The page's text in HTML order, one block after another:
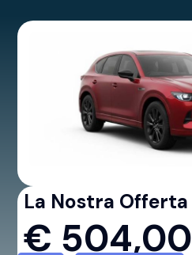
La Nostra Offerta
€ 504,00